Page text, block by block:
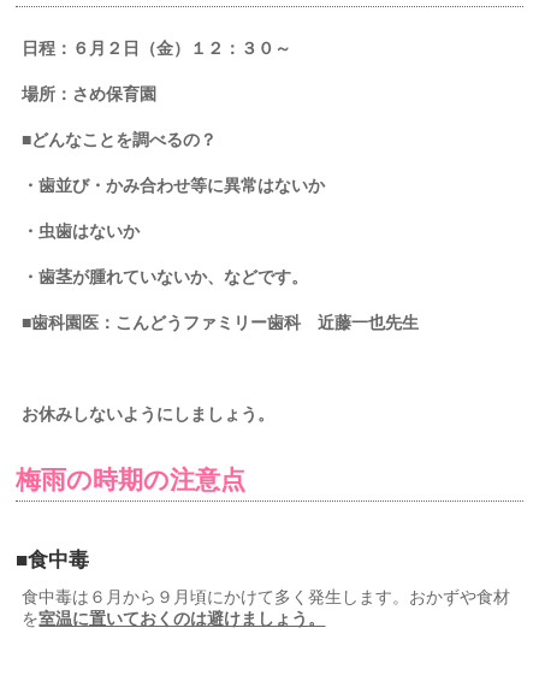
日程：６月２日（金）１２：３０～
場所：さめ保育園
■どんなことを調べるの？
・歯並び・かみ合わせ等に異常はないか
・虫歯はないか
・歯茎が腫れていないか、などです。
■歯科園医：こんどうファミリー歯科近藤一也先生
お休みしないようにしましょう。
梅雨の時期の注意点
■食中毒
食中毒は６月から９月頃にかけて多く発生します。おかずや食材
を室温に置いておくのは避けましょう。